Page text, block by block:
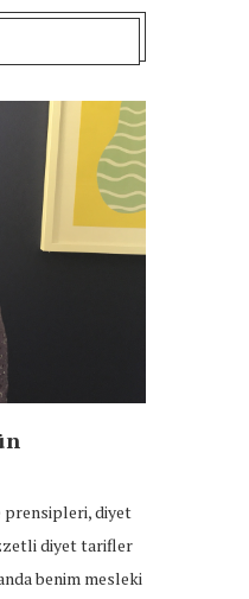
prensipleri, diyet
diyet tarifler
benim mesleki